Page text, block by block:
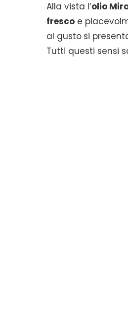
Alla vista l’olio
fresco e
al gusto si
Tutti questi sensi